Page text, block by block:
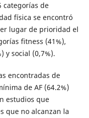
categorías de
física se encontró
lugar de prioridad el
fitness (41%),
y social (0,7%).
encontradas de
de AF (64.2%)
estudios que
que no alcanzan la